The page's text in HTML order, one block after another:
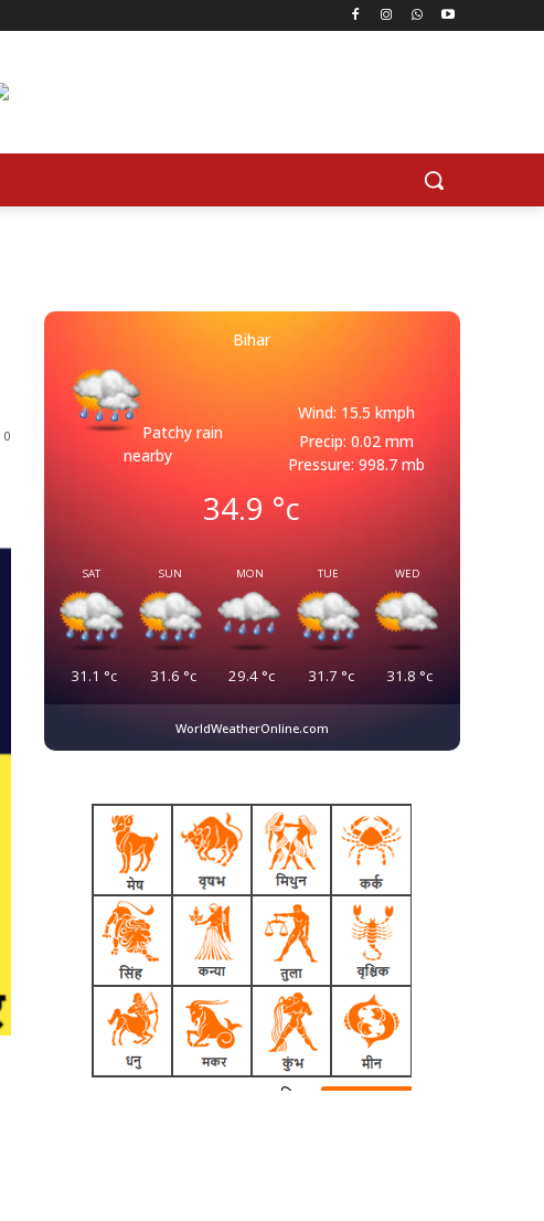
0
Bihar
Patchy rain
nearby
Wind: 15.5 kmph
Precip: 0.02 mm
Pressure: 998.7 mb
34.9 °c
SAT
31.1 °c
SUN
31.6 °c
MON
29.4 °c
TUE
31.7 °c
WED
31.8 °c
WorldWeatherOnline.com